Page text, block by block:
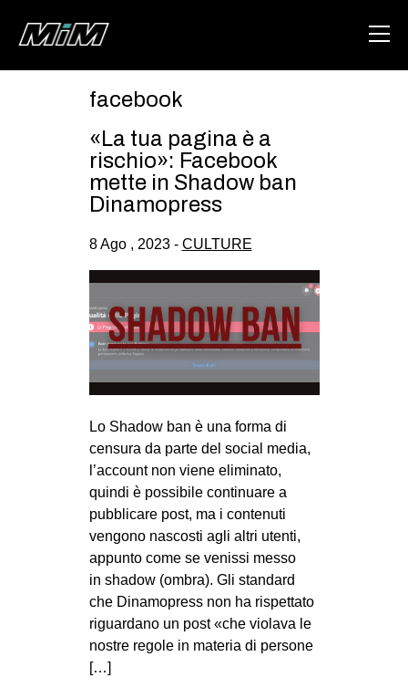
ABOUT
MSM
STUDENTI TSUNAMI
ZAM
MILANO
MOBILITAZIONI
SPORT POPOLARE
MOVIMENTI
AMBIENTE
ANTIFASCISMO
DIRITTO ALL’ABITARE
facebook
«La tua pagina è a
rischio»: Facebook
mette in Shadow ban
Dinamopress
8 Ago , 2023 - CULTURE
Lo Shadow ban è una forma di
censura da parte del social media,
l’account non viene eliminato,
quindi è possibile continuare a
pubblicare post, ma i contenuti
vengono nascosti agli altri utenti,
appunto come se venissi messo
in shadow (ombra). Gli standard
che Dinamopress non ha rispettato
riguardano un post «che violava le
nostre regole in materia di persone
[…]